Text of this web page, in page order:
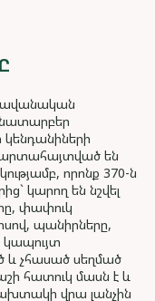
արտահայտված են
որոնք 370-ն
կարող են նշվել
փափուկ
պանիրները,
և չհասած սեղմած
հատուկ մասն է և
վրա լանչին